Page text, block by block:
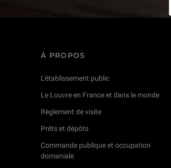
À PROPOS
L'établissement public
Le Louvre en France et dans le monde
Règlement de visite
Prêts et dépôts
Commande publique et occupation
domaniale